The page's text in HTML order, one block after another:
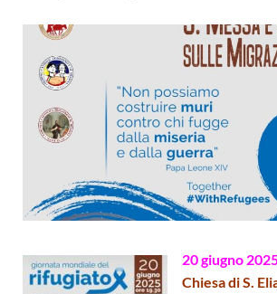
20 giugno
Chiesa di S.